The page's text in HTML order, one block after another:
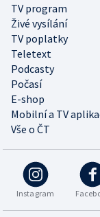
TV program
Živé vysílání
TV poplatky
Teletext
Podcasty
Počasí
E-shop
Mobilní a TV
Vše o ČT
Instagram